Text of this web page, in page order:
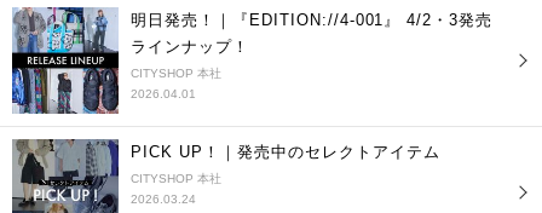
明日発売！｜『EDITION://4-001』 4/2・3発売
ラインナップ！
CITYSHOP 本社
2026.04.01
PICK UP！｜発売中のセレクトアイテム
CITYSHOP 本社
2026.03.24